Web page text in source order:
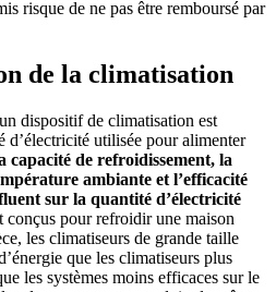
risque de ne pas être remboursé par
de la climatisation
dispositif de climatisation est
d’électricité utilisée pour alimenter
capacité de refroidissement, la
ambiante et l’efficacité
sur la quantité d’électricité
conçus pour refroidir une maison
les climatiseurs de grande taille
que les climatiseurs plus
les systèmes moins efficaces sur le